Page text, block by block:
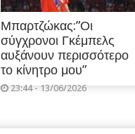
Μπαρτζώκας:”Οι
σύγχρονοι Γκέμπελς
αυξάνουν περισσότερο
το κίνητρο μου”
23:44 - 13/06/2026